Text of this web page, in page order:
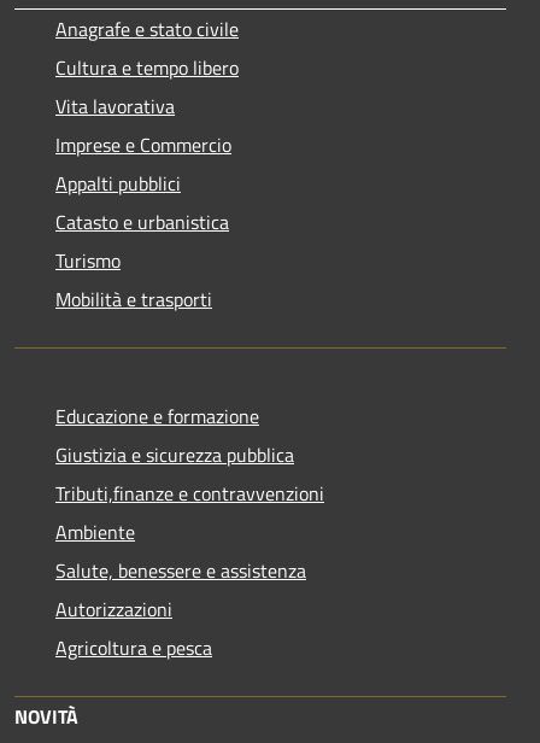
Anagrafe e stato civile
Cultura e tempo libero
Vita lavorativa
Imprese e Commercio
Appalti pubblici
Catasto e urbanistica
Turismo
Mobilità e trasporti
Educazione e formazione
Giustizia e sicurezza pubblica
Tributi,finanze e contravvenzioni
Ambiente
Salute, benessere e assistenza
Autorizzazioni
Agricoltura e pesca
NOVITÀ